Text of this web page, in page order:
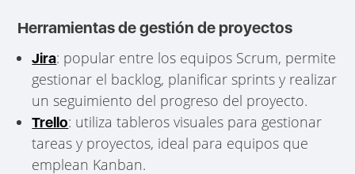
Herramientas de gestión de proyectos
Jira: popular entre los equipos Scrum, permite
gestionar el backlog, planificar sprints y realizar
un seguimiento del progreso del proyecto.
Trello: utiliza tableros visuales para gestionar
tareas y proyectos, ideal para equipos que
emplean Kanban.